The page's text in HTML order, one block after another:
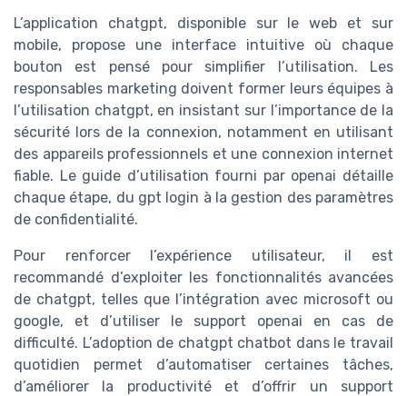
L’application chatgpt, disponible sur le web et sur
mobile, propose une interface intuitive où chaque
bouton est pensé pour simplifier l’utilisation. Les
responsables marketing doivent former leurs équipes à
l’utilisation chatgpt, en insistant sur l’importance de la
sécurité lors de la connexion, notamment en utilisant
des appareils professionnels et une connexion internet
fiable. Le guide d’utilisation fourni par openai détaille
chaque étape, du gpt login à la gestion des paramètres
de confidentialité.
Pour renforcer l’expérience utilisateur, il est
recommandé d’exploiter les fonctionnalités avancées
de chatgpt, telles que l’intégration avec microsoft ou
google, et d’utiliser le support openai en cas de
difficulté. L’adoption de chatgpt chatbot dans le travail
quotidien permet d’automatiser certaines tâches,
d’améliorer la productivité et d’offrir un support